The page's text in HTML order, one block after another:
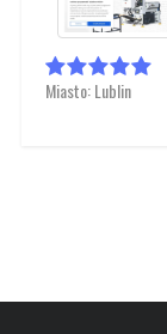
Miasto: Lublin